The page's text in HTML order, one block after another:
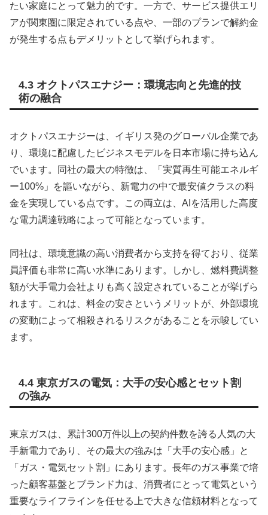
たい家庭にとって魅力的です。一方で、サービス提供エリ
アが関東圏に限定されている点や、一部のプランで解約金
が発生する点もデメリットとして挙げられます。
4.3 オクトパスエナジー：環境志向と先進的技
術の融合
オクトパスエナジーは、イギリス発のグローバル企業であ
り、環境に配慮したビジネスモデルを日本市場に持ち込ん
でいます。同社の最大の特徴は、「実質再生可能エネルギ
ー100%」を謳いながら、新電力の中で最安値クラスの料
金を実現している点です。この両立は、AIを活用した高度
な電力調達戦略によって可能となっています。
同社は、環境意識の高い消費者から支持を得ており、従業
員評価も非常に高い水準にあります。しかし、燃料費調整
額が大手電力会社よりも高く設定されていることが挙げら
れます。これは、料金の安さというメリットが、外部環境
の変動によって相殺されるリスクがあることを示唆してい
ます。
4.4 東京ガスの電気：大手の安心感とセット割
の強み
東京ガスは、累計300万件以上の契約件数を誇る人気の大
手新電力であり、その最大の強みは「大手の安心感」と
「ガス・電気セット割」にあります。長年のガス事業で培
った顧客基盤とブランド力は、消費者にとって電気という
重要なライフラインを任せる上で大きな信頼材料となって